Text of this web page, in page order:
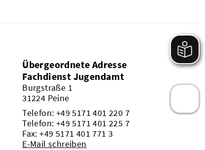
Übergeordnete Adresse
Fachdienst Jugendamt
Burgstraße 1
31224 Peine
Telefon: +49 5171 401 220 7
Telefon: +49 5171 401 225 7
Fax: +49 5171 401 771 3
E-Mail schreiben